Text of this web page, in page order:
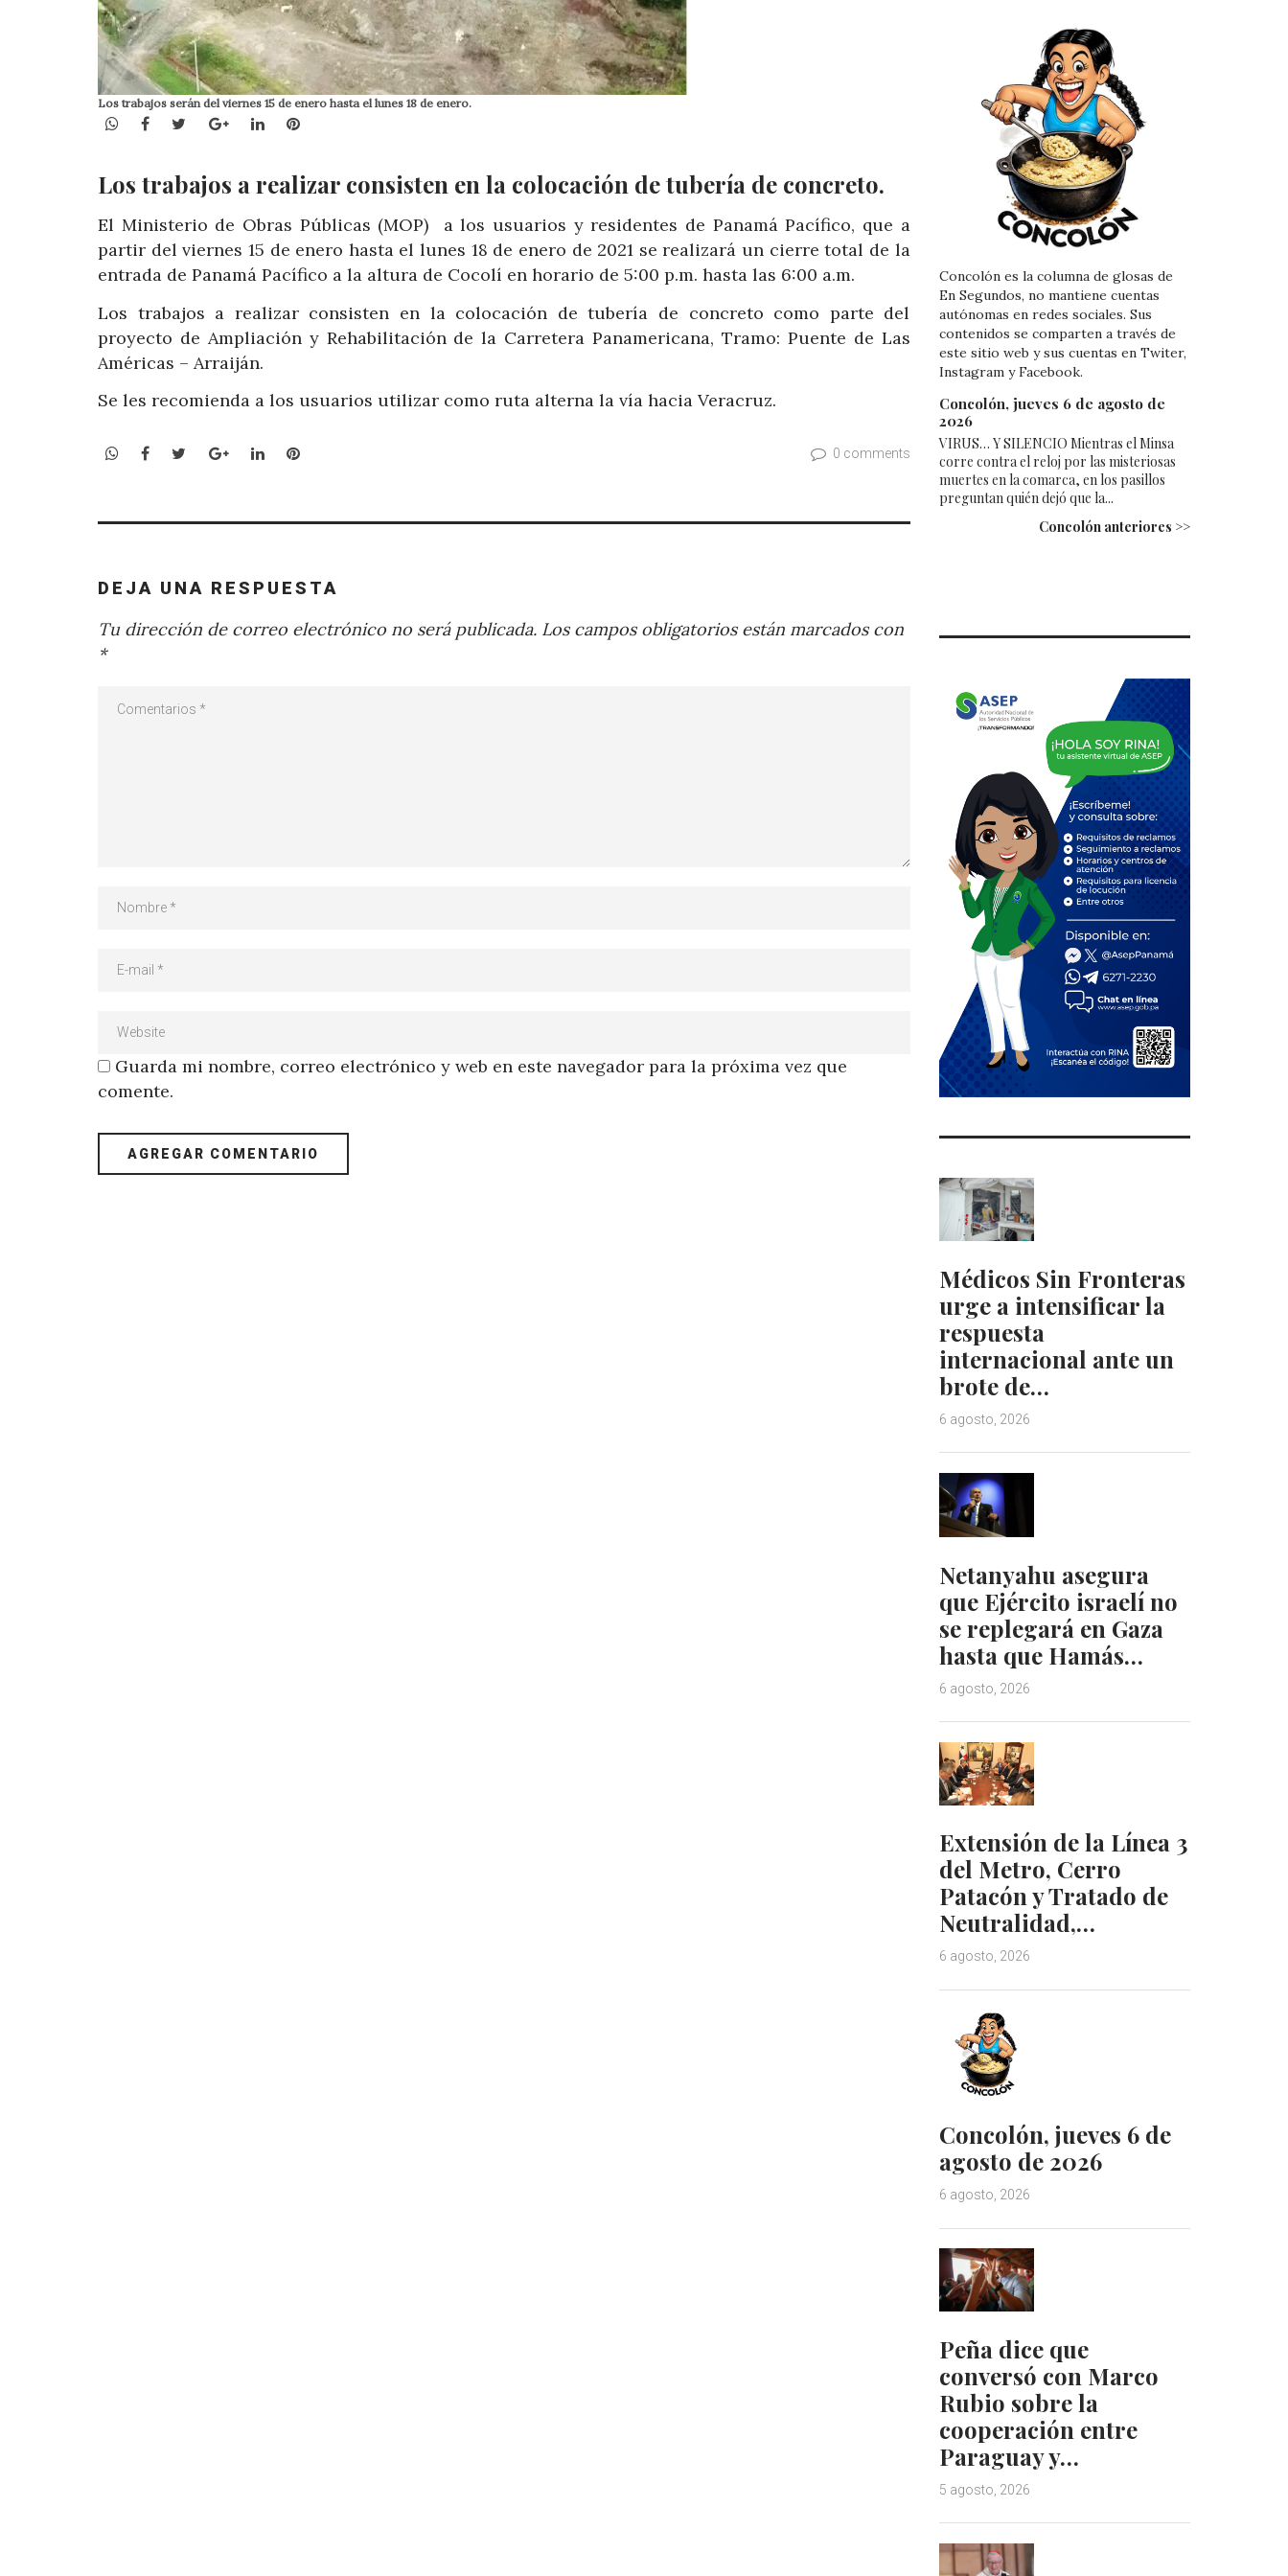
Los trabajos serán del viernes 15 de enero hasta el lunes 18 de enero.
WhatsApp
Facebook
TwitterGoogle+LinkedInPinterest
Los trabajos a realizar consisten en la colocación de tubería de concreto.
El Ministerio de Obras Públicas (MOP) a los usuarios y residentes de Panamá Pacífico, que a
partir del viernes 15 de enero hasta el lunes 18 de enero de 2021 se realizará un cierre total de la
entrada de Panamá Pacífico a la altura de Cocolí en horario de 5:00 p.m. hasta las 6:00 a.m.
Los trabajos a realizar consisten en la colocación de tubería de concreto como parte del
proyecto de Ampliación y Rehabilitación de la Carretera Panamericana, Tramo: Puente de Las
Américas – Arraiján.
Se les recomienda a los usuarios utilizar como ruta alterna la vía hacia Veracruz.
WhatsApp
Facebook
TwitterGoogle+LinkedInPinterest 0 comments
DEJA UNA RESPUESTA
Tu dirección de correo electrónico no será publicada. Los campos obligatorios están marcados con
*
Guarda mi nombre, correo electrónico y web en este navegador para la próxima vez que
comente.
Concolón es la columna de glosas de
En Segundos, no mantiene cuentas
autónomas en redes sociales. Sus
contenidos se comparten a través de
este sitio web y sus cuentas en Twiter,
Instagram y Facebook.
Concolón, jueves 6 de agosto de
2026
VIRUS… Y SILENCIO Mientras el Minsa
corre contra el reloj por las misteriosas
muertes en la comarca, en los pasillos
preguntan quién dejó que la...
Concolón anteriores >>
Médicos Sin Fronteras
urge a intensificar la
respuesta
internacional ante un
brote de…
6 agosto, 2026
Netanyahu asegura
que Ejército israelí no
se replegará en Gaza
hasta que Hamás…
6 agosto, 2026
Extensión de la Línea 3
del Metro, Cerro
Patacón y Tratado de
Neutralidad,…
6 agosto, 2026
Concolón, jueves 6 de
agosto de 2026
6 agosto, 2026
Peña dice que
conversó con Marco
Rubio sobre la
cooperación entre
Paraguay y…
5 agosto, 2026